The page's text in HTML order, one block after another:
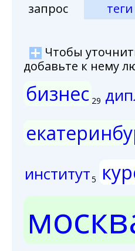
запрос
теги
Чтобы
добавьте к нему
бизнес 29
институт5